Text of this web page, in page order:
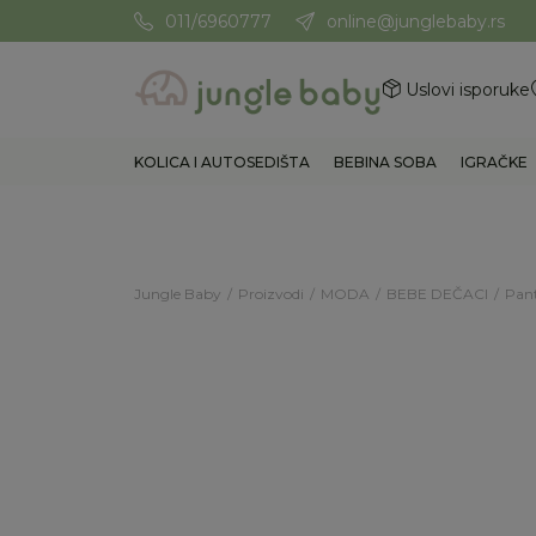
011/6960777 online@junglebaby.rs
Potrebna Vam je pomoć?
Uslovi isporuke
KOLICA I AUTOSEDIŠTA BEBINA SOBA IGRAČKE
Jungle Baby Proizvodi MODA BEBE DEČACI